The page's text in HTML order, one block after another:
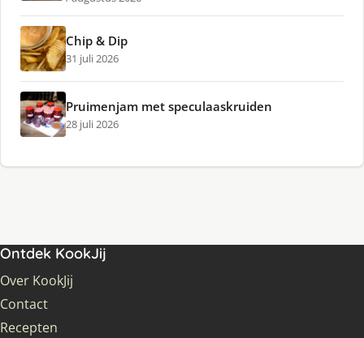
Chip & Dip
31 juli 2026
Pruimenjam met speculaaskruiden
28 juli 2026
Ontdek KookJij
Over KookJij
Contact
Recepten